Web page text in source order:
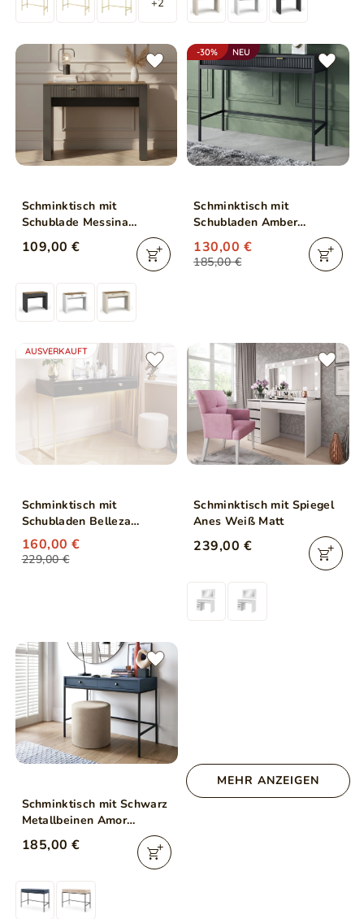
+2
Schminktisch mit
Schublade Messina
Schwarz
109,00 €
-30% NEU
Schminktisch mit
Schubladen Amber
Schwarz
185,00 €
130,00 €
AUSVERKAUFT
Schminktisch mit
Schubladen Belleza
Schwarz Hochglanz Gold
Frame
229,00 €
160,00 €
Schminktisch mit Spiegel
Anes Weiß Matt
239,00 €
Schminktisch mit Schwarz
Metallbeinen Amor
Marineblau
185,00 €
MEHR ANZEIGEN